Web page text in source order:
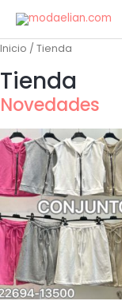
Inicio / Tienda
Tienda
Novedades